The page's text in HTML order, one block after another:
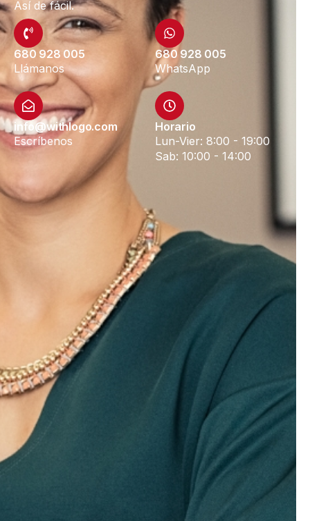
Así de fácil.
680 928 005
Llámanos
680 928 005
WhatsApp
info@withlogo.com
Escríbenos
Horario
Lun-Vier: 8:00 - 19:00
Sab: 10:00 - 14:00